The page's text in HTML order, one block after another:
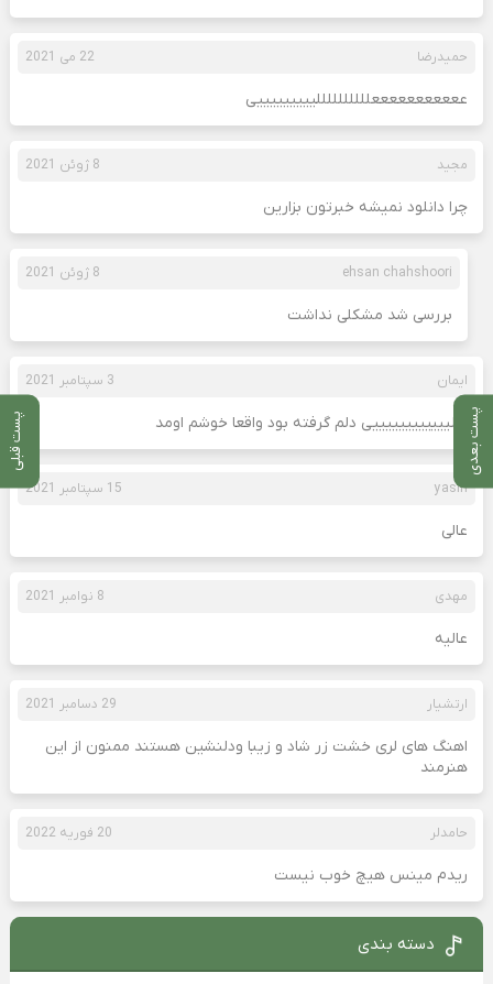
پست بعدی پست قبلی
حمیدرضا 22 می 2021
عععععععععععللللللللللیییییییییی
مجید 8 ژوئن 2021
چرا دانلود نمیشه خبرتون بزارین
ehsan chahshoori 8 ژوئن 2021
بررسی شد مشکلی نداشت
ایمان 3 سپتامبر 2021
عالییییییییییییی دلم گرفته بود واقعا خوشم اومد
yasin 15 سپتامبر 2021
عالی
مهدی 8 نوامبر 2021
عالیه
ارتشیار 29 دسامبر 2021
اهنگ های لری خشت زر شاد و زیبا ودلنشین هستند ممنون از این
هنرمند
حامدلر 20 فوریه 2022
ریدم مینس هیچ خوب نیست
دسته بندی